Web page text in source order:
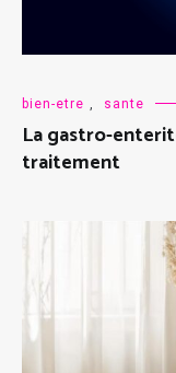
bien-etre sante
La gastro-
traitement